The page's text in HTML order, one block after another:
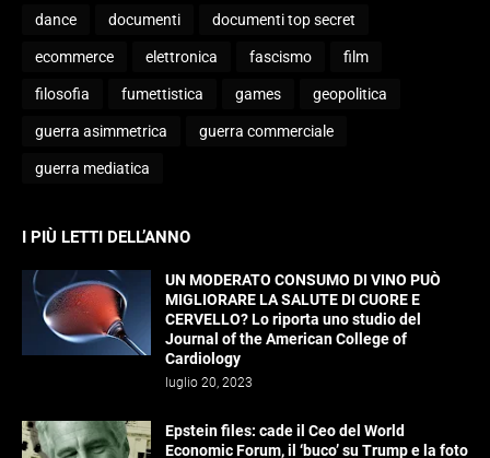
dance documenti documenti top secret
ecommerce elettronica fascismo film
filosofia fumettistica games geopolitica
guerra asimmetrica guerra commerciale
guerra mediatica
I PIÙ LETTI DELL’ANNO
UN MODERATO CONSUMO DI VINO PUÒ
MIGLIORARE LA SALUTE DI CUORE E
CERVELLO? Lo riporta uno studio del
Journal of the American College of
Cardiology
luglio 20, 2023
Epstein files: cade il Ceo del World
Economic Forum, il ‘buco’ su Trump e la foto